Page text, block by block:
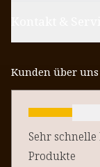
Kunden über uns
Sehr schnelle
Produkte